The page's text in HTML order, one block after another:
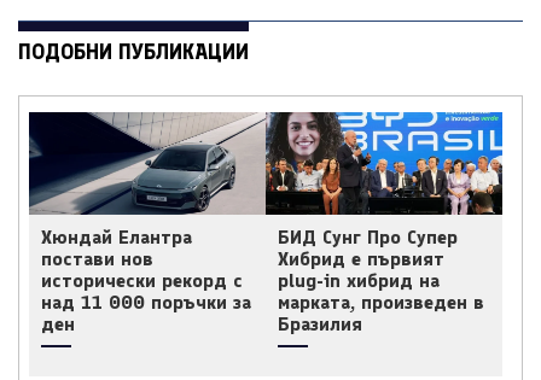
ПОДОБНИ ПУБЛИКАЦИИ
Хюндай Елантра
постави нов
исторически рекорд с
над 11 000 поръчки за
ден
БИД Сунг Про Супер
Хибрид е първият
plug-in хибрид на
марката, произведен в
Бразилия